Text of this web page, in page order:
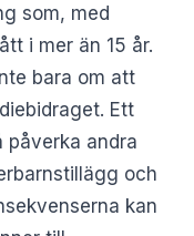
som, med
i mer än 15 år.
bara om att
Ett
påverka andra
och
kan